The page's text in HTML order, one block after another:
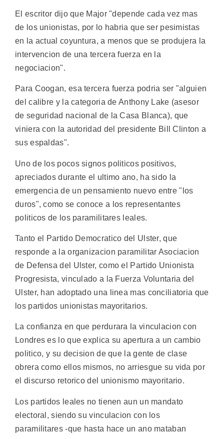
El escritor dijo que Major "depende cada vez mas
de los unionistas, por lo habria que ser pesimistas
en la actual coyuntura, a menos que se produjera la
intervencion de una tercera fuerza en la
negociacion".
Para Coogan, esa tercera fuerza podria ser "alguien
del calibre y la categoria de Anthony Lake (asesor
de seguridad nacional de la Casa Blanca), que
viniera con la autoridad del presidente Bill Clinton a
sus espaldas".
Uno de los pocos signos politicos positivos,
apreciados durante el ultimo ano, ha sido la
emergencia de un pensamiento nuevo entre "los
duros", como se conoce a los representantes
politicos de los paramilitares leales.
Tanto el Partido Democratico del Ulster, que
responde a la organizacion paramilitar Asociacion
de Defensa del Ulster, como el Partido Unionista
Progresista, vinculado a la Fuerza Voluntaria del
Ulster, han adoptado una linea mas conciliatoria que
los partidos unionistas mayoritarios.
La confianza en que perdurara la vinculacion con
Londres es lo que explica su apertura a un cambio
politico, y su decision de que la gente de clase
obrera como ellos mismos, no arriesgue su vida por
el discurso retorico del unionismo mayoritario.
Los partidos leales no tienen aun un mandato
electoral, siendo su vinculacion con los
paramilitares -que hasta hace un ano mataban